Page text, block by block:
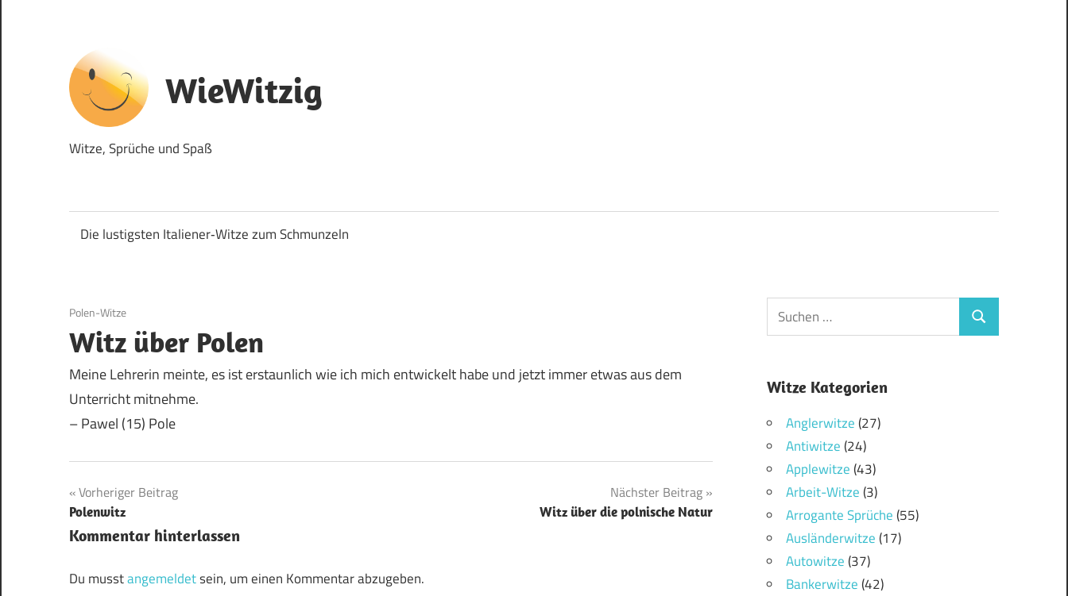
springen
WieWitzig
Witze, Sprüche und Spaß
Die lustigsten Italiener‑Witze zum Schmunzeln
19. Juni 2020
Polen-Witze
Witz über Polen
Meine Lehrerin meinte, es ist erstaunlich wie ich mich entwickelt habe und jetzt immer etwas aus dem
Unterricht mitnehme.
– Pawel (15) Pole
Beitragsnavigation
Vorheriger Beitrag
Polenwitz
Nächster Beitrag
Witz über die polnische Natur
Kommentar hinterlassen
Du musstangemeldetsein, um einen Kommentar abzugeben.
Witze Kategorien
Anglerwitze(27)
Antiwitze(24)
Applewitze(43)
Arbeit-Witze(3)
Arrogante Sprüche(55)
Ausländerwitze(17)
Autowitze(37)
Bankerwitze(42)